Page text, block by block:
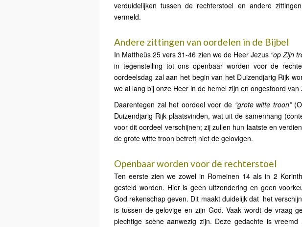
verduidelijken tussen de rechterstoel en andere
vermeld.
Andere zittingen van oordelen in de Bijbel
In Mattheüs 25 vers 31-46 zien we de Heer Jezus “op Zijn
in tegenstelling tot ons openbaar worden voor de
oordeelsdag zal aan het begin van het Duizendjarig Rijk
we al lang bij onze Heer in de hemel zijn en ongestoord
Daarentegen zal het oordeel voor de “grote witte troon”
Duizendjarig Rijk plaatsvinden, wat uit de samenhang
voor dit oordeel verschijnen; zij zullen hun laatste en
de grote witte troon betreft niet de gelovigen.
Openbaar worden voor de rechterstoel
Ten eerste zien we zowel in Romeinen 14 als in 2
gesteld worden. Hier is geen uitzondering en geen
God rekenschap geven. Dit maakt duidelijk dat het
is tussen de gelovige en zijn God. Vaak wordt de vraag
plechtige scène aanwezig zijn. Deze gedachte is